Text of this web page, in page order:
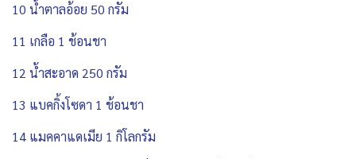
10 น้ำตาลอ้อย 50 กรัม
11 เกลือ 1 ช้อนชา
12 น้ำสะอาด 250 กรัม
13 แบคกิ้งโซดา 1 ช้อนชา
14 แมคคาแดเมีย 1 กิโลกรัม